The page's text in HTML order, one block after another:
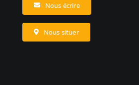
Nous écrire
Nous situer